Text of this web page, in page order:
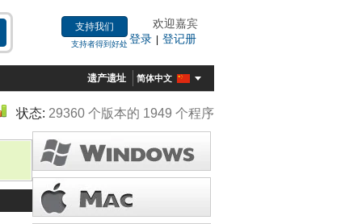
支持我们
支持者得到好处
欢迎嘉宾
登录 | 登记册
遗产遗址 简体中文
状态: 29360 个版本的 1949 个程序